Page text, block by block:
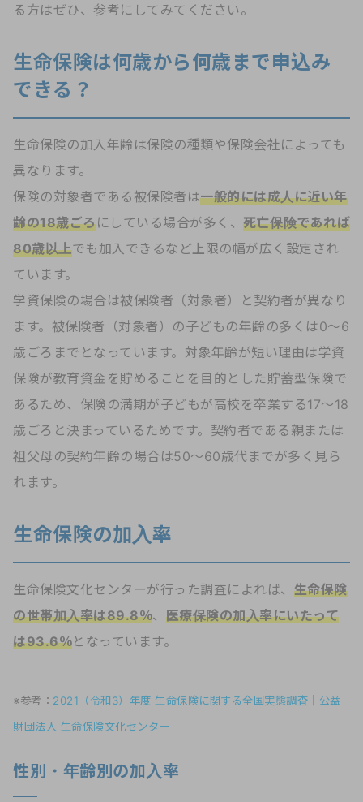
る方はぜひ、参考にしてみてください。
生命保険は何歳から何歳まで申込み
できる？
生命保険の加入年齢は保険の種類や保険会社によっても
異なります。
保険の対象者である被保険者は一般的には成人に近い年
齢の18歳ごろにしている場合が多く、 死亡保険であれば
80歳以上でも加入できるなど上限の幅が広く設定され
ています。
学資保険の場合は被保険者（対象者）と契約者が異なり
ます。被保険者（対象者）の子どもの年齢の多くは0～6
歳ごろまでとなっています。対象年齢が短い理由は学資
保険が教育資金を貯めることを目的とした貯蓄型保険で
あるため、保険の満期が子どもが高校を卒業する17～18
歳ごろと決まっているためです。契約者である親または
祖父母の契約年齢の場合は50～60歳代までが多く見ら
れます。
生命保険の加入率
生命保険文化センターが行った調査によれば、 生命保険
の世帯加入率は89.8％、 医療保険の加入率にいたって
は93.6％となっています。
※参考： 2021（令和3）年度 生命保険に関する全国実態調査｜公益
財団法人 生命保険文化センター
性別・年齢別の加入率